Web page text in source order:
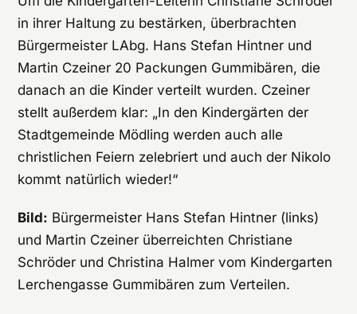
in ihrer Haltung zu bestärken, überbrachten
Bürgermeister LAbg. Hans Stefan Hintner und
Martin Czeiner 20 Packungen Gummibären, die
danach an die Kinder verteilt wurden. Czeiner
stellt außerdem klar: „In den Kindergärten der
Stadtgemeinde Mödling werden auch alle
christlichen Feiern zelebriert und auch der Nikolo
kommt natürlich wieder!“
Bild: Bürgermeister Hans Stefan Hintner (links)
und Martin Czeiner überreichten Christiane
Schröder und Christina Halmer vom Kindergarten
Lerchengasse Gummibären zum Verteilen.